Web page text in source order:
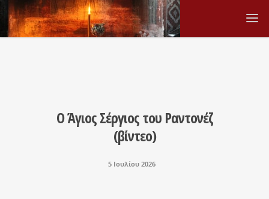
Ο Άγιος Σέργιος του Ραντονέζ
(βίντεο)
5 Ιουλίου 2026